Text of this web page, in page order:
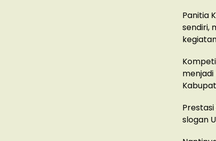
Panitia
sendiri,
slogan